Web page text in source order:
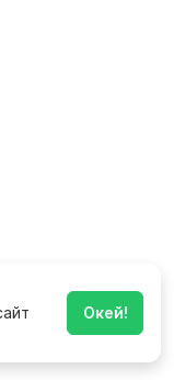
Окей!